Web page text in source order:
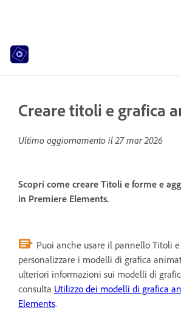
Creare titoli e grafica
Ultimo aggiornamento il27 mar 2026
Scopri come creare Titoli e forme e
in Premiere Elements.
Puoi anche usare il pannello Titoli
personalizzare i modelli di grafica
ulteriori informazioni sui modelli di
consulta Utilizzo dei modelli di grafica
Elements.